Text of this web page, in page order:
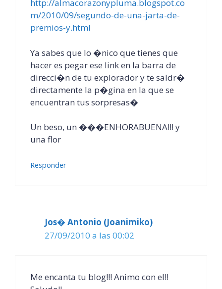
http://almacorazonypluma.blogspot.co
m/2010/09/segundo-de-una-jarta-de-
premios-y.html
Ya sabes que lo �nico que tienes que
hacer es pegar ese link en la barra de
direcci�n de tu explorador y te saldr�
directamente la p�gina en la que se
encuentran tus sorpresas�
Un beso, un ���ENHORABUENA!!! y
una flor
Responder
Jos� Antonio (Joanimiko)
27/09/2010 a las 00:02
Me encanta tu blog!!! Animo con el!!